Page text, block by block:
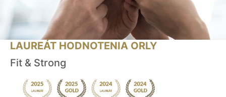
LAUREÁT HODNOTENIA ORLY
Fit & Strong